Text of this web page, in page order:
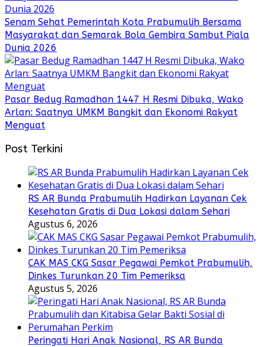
Senam Sehat Pemerintah Kota Prabumulih Bersama
Masyarakat dan Semarak Bola Gembira Sambut Piala
Dunia 2026
Pasar Bedug Ramadhan 1447 H Resmi Dibuka, Wako
Arlan: Saatnya UMKM Bangkit dan Ekonomi Rakyat
Menguat
Post Terkini
RS AR Bunda Prabumulih Hadirkan Layanan Cek
Kesehatan Gratis di Dua Lokasi dalam Sehari
Agustus 6, 2026
CAK MAS CKG Sasar Pegawai Pemkot Prabumulih,
Dinkes Turunkan 20 Tim Pemeriksa
Agustus 5, 2026
Peringati Hari Anak Nasional, RS AR Bunda